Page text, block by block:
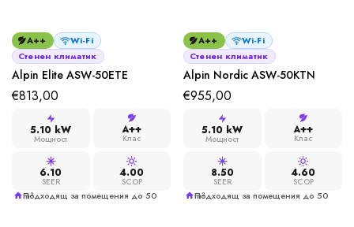
A++
Wi-Fi
Стенен климатик
Alpin Elite ASW-50ETE
€813,00
5.10 kW
Мощност
A++
Клас
6.10
SEER
4.00
SCOP
Подходящ за помещения до 50 m²
A++
Wi-Fi
Стенен климатик
Alpin Nordic ASW-50KTN
€955,00
5.10 kW
Мощност
A++
Клас
8.50
SEER
4.60
SCOP
Подходящ за помещения до 50 m²